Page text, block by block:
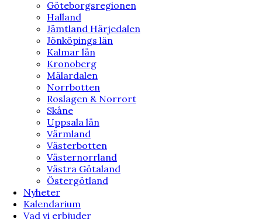
Göteborgsregionen
Halland
Jämtland Härjedalen
Jönköpings län
Kalmar län
Kronoberg
Mälardalen
Norrbotten
Roslagen & Norrort
Skåne
Uppsala län
Värmland
Västerbotten
Västernorrland
Västra Götaland
Östergötland
Nyheter
Kalendarium
Vad vi erbjuder